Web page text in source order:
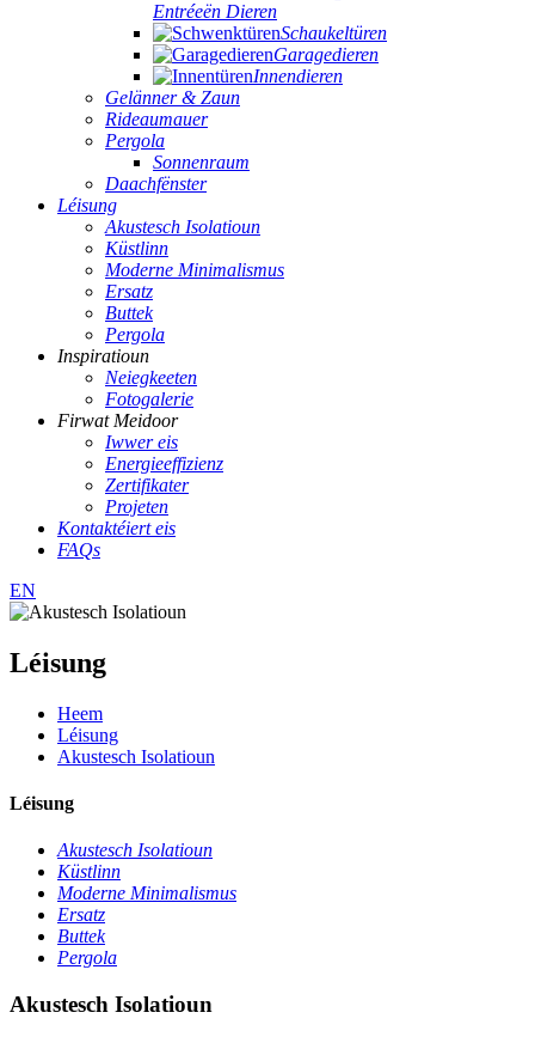
Entréeën Dieren
Schaukeltüren
Garagedieren
Innendieren
Gelänner & Zaun
Rideaumauer
Pergola
Sonnenraum
Daachfënster
Léisung
Akustesch Isolatioun
Küstlinn
Moderne Minimalismus
Ersatz
Buttek
Pergola
Inspiratioun
Neiegkeeten
Fotogalerie
Firwat Meidoor
Iwwer eis
Energieeffizienz
Zertifikater
Projeten
Kontaktéiert eis
FAQs
EN
Léisung
Heem
Léisung
Akustesch Isolatioun
Léisung
Akustesch Isolatioun
Küstlinn
Moderne Minimalismus
Ersatz
Buttek
Pergola
Akustesch Isolatioun